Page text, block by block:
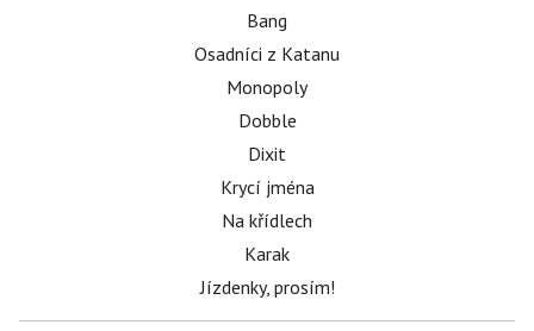
Bang
Osadníci z Katanu
Monopoly
Dobble
Dixit
Krycí jména
Na křídlech
Karak
Jízdenky, prosím!